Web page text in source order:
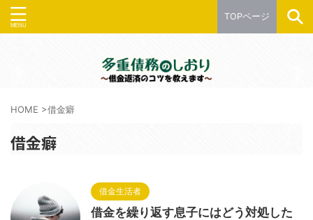
TOPページ
HOME >借金癖
借金癖
借金生活者
借金を繰り返す息子にはどう対処した